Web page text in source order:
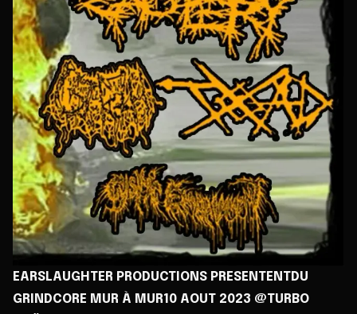
EARSLAUGHTER PRODUCTIONS PRESENTENTDU
GRINDCORE MUR À MUR10 AOUT 2023 @TURBO